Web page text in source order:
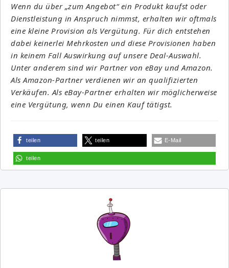
Wenn du über „zum Angebot“ ein Produkt kaufst oder
Dienstleistung in Anspruch nimmst, erhalten wir oftmals
eine kleine Provision als Vergütung. Für dich entstehen
dabei keinerlei Mehrkosten und diese Provisionen haben
in keinem Fall Auswirkung auf unsere Deal-Auswahl.
Unter anderem sind wir Partner von eBay und Amazon.
Als Amazon-Partner verdienen wir an qualifizierten
Verkäufen. Als eBay-Partner erhalten wir möglicherweise
eine Vergütung, wenn Du einen Kauf tätigst.
teilen teilen E-Mail
teilen